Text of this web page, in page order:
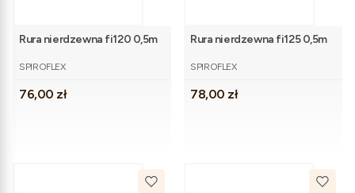
Rura nierdzewna fi120 0,5m
PRODUCENT
SPIROFLEX
Cena
76,00 zł
Rura nierdzewna fi125 0,5m
PRODUCENT
SPIROFLEX
Cena
78,00 zł